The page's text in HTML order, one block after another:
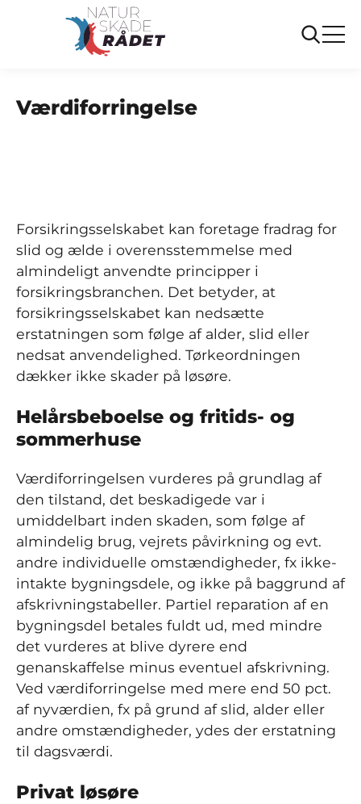
Ofte stillede spørgsmål
Værdiforringelse
Forsikringsselskabet kan foretage fradrag for
slid og ælde i overensstemmelse med
almindeligt anvendte principper i
forsikringsbranchen. Det betyder, at
forsikringsselskabet kan nedsætte
erstatningen som følge af alder, slid eller
nedsat anvendelighed. Tørkeordningen
dækker ikke skader på løsøre.
Helårsbeboelse og fritids- og
sommerhuse
Værdiforringelsen vurderes på grundlag af
den tilstand, det beskadigede var i
umiddelbart inden skaden, som følge af
almindelig brug, vejrets påvirkning og evt.
andre individuelle omstændigheder, fx ikke-
intakte bygningsdele, og ikke på baggrund af
afskrivningstabeller. Partiel reparation af en
bygningsdel betales fuldt ud, med mindre
det vurderes at blive dyrere end
genanskaffelse minus eventuel afskrivning.
Ved værdiforringelse med mere end 50 pct.
af nyværdien, fx på grund af slid, alder eller
andre omstændigheder, ydes der erstatning
til dagsværdi.
Privat løsøre